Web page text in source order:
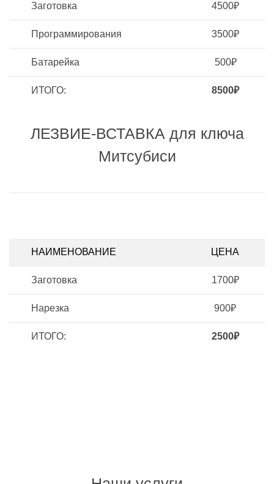
Заготовка 4500₽
Программирования 3500₽
Батарейка 500₽
ИТОГО: 8500₽
ЛЕЗВИЕ-ВСТАВКА для ключа
Митсубиси
НАИМЕНОВАНИЕ ЦЕНА
Заготовка 1700₽
Нарезка 900₽
ИТОГО: 2500₽